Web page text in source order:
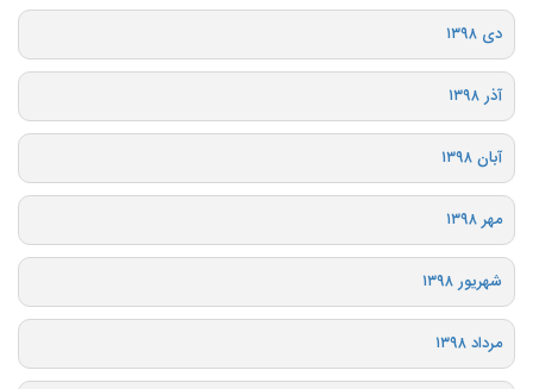
دی ۱۳۹۸
آذر ۱۳۹۸
آبان ۱۳۹۸
مهر ۱۳۹۸
شهریور ۱۳۹۸
مرداد ۱۳۹۸